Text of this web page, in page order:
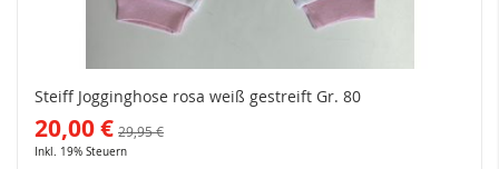
Steiff Jogginghose rosa weiß gestreift Gr. 80
20,00 € 29,95 €
Inkl. 19% Steuern